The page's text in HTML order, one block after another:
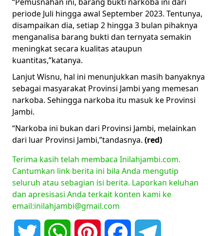
periode Juli hingga awal September 2023. Tentunya,
disampaikan dia, setiap 2 hingga 3 bulan pihaknya
menganalisa barang bukti dan ternyata semakin
meningkat secara kualitas ataupun
kuantitas,”katanya.
Lanjut Wisnu, hal ini menunjukkan masih banyaknya
sebagai masyarakat Provinsi Jambi yang memesan
narkoba. Sehingga narkoba itu masuk ke Provinsi
Jambi.
“Narkoba ini bukan dari Provinsi Jambi, melainkan
dari luar Provinsi Jambi,”tandasnya. (red)
Terima kasih telah membaca Inilahjambi.com.
Cantumkan link berita ini bila Anda mengutip
seluruh atau sebagian isi berita. Laporkan keluhan
dan apresisasi Anda terkait konten kami ke
email:inilahjambi@gmail.com
Twitter WhatsAppPinterest Facebook